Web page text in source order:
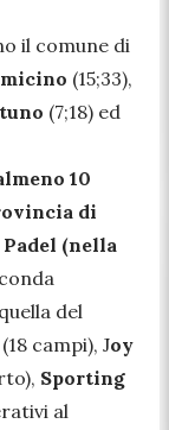
il comune di
(15;33),
(7;18) ed
10
di
(nella
del
campi), Joy
Sporting
al